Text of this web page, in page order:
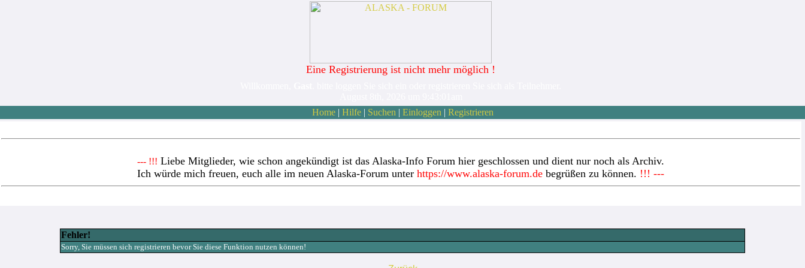
Eine Registrierung ist nicht mehr möglich !
Home| Hilfe| Suchen | Einloggen | Registrieren
--- !!! Liebe Mitglieder, wie schon angekündigt ist das Alaska-Info Forum hier geschlossen und dient nur noch als Archiv.
Ich würde mich freuen, euch alle im neuen Alaska-Forum unter https://www.alaska-forum.de begrüßen zu können. !!! ---
Fehler!
Sorry, Sie müssen sich registrieren bevor Sie diese Funktion nutzen können!